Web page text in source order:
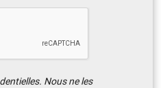
Nous ne les